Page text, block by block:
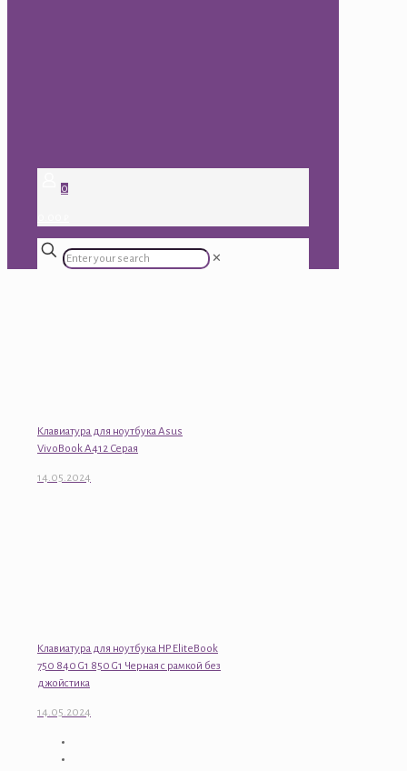
0
✕
Клавиатура для ноутбука Asus
VivoBook A412 Серая
14.05.2024
Клавиатура для ноутбука HP EliteBook
750 840 G1 850 G1 Черная с рамкой без
джойстика
14.05.2024